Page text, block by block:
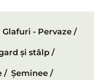
Glafuri - Pervaze /
și stâlp /
/ Șeminee /